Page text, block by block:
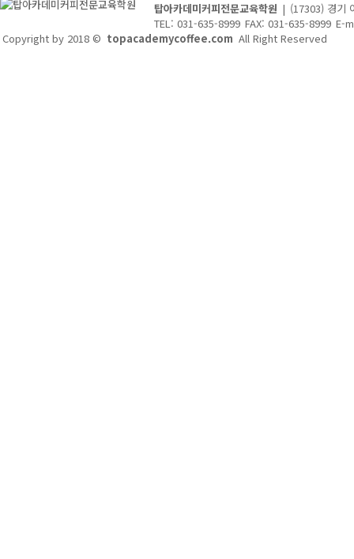
탑아카데미커피전문교육학원 | (17303) 경기
TEL: 031-635-8999 FAX: 031-635-8999 E-
Copyright by 2018 © topacademycoffee.com All Right Reserved